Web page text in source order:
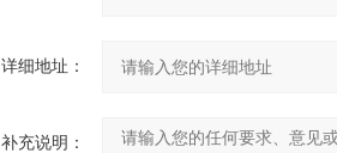
详细地址：
补充说明：